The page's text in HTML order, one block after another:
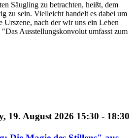
Säugling zu betrachten, heißt, dem
zu sein. Vielleicht handelt es dabei um
Urszene, nach der wir uns ein Leben
"Das Ausstellungskonvolut umfasst zum
19. August 2026 15:30 - 18:30